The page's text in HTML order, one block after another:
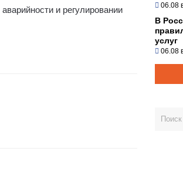
и регулировании
06.08
В
услуг
06.08